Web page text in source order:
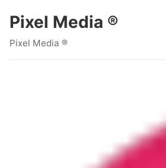
Pixel Media ®
Pixel Media ®